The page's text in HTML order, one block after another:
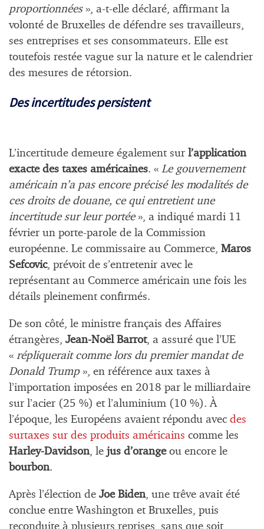
proportionnées», a-t-elle déclaré, affirmant la
volonté de Bruxelles de défendre ses travailleurs,
ses entreprises et ses consommateurs. Elle est
toutefois restée vague sur la nature et le calendrier
des mesures de rétorsion.
Des incertitudes persistent
L’incertitude demeure également sur l’application
exacte des taxes américaines. « Le gouvernement
américain n’a pas encore précisé les modalités de
ces droits de douane, ce qui entretient une
incertitude sur leur portée», a indiqué mardi 11
février un porte-parole de la Commission
européenne. Le commissaire au Commerce, Maros
Sefcovic, prévoit de s’entretenir avec le
représentant au Commerce américain une fois les
détails pleinement confirmés.
De son côté, le ministre français des Affaires
étrangères, Jean-Noël Barrot, a assuré que l’UE
« répliquerait comme lors du premier mandat de
Donald Trump », en référence aux taxes à
l’importation imposées en 2018 par le milliardaire
sur l’acier (25 %) et l’aluminium (10 %). À
l’époque, les Européens avaient répondu avec des
surtaxes sur des produits américains comme les
Harley-Davidson, le jus d’orangeou encore le
bourbon.
Après l’élection de Joe Biden, une trêve avait été
conclue entre Washington et Bruxelles, puis
reconduite à plusieurs reprises, sans que soit